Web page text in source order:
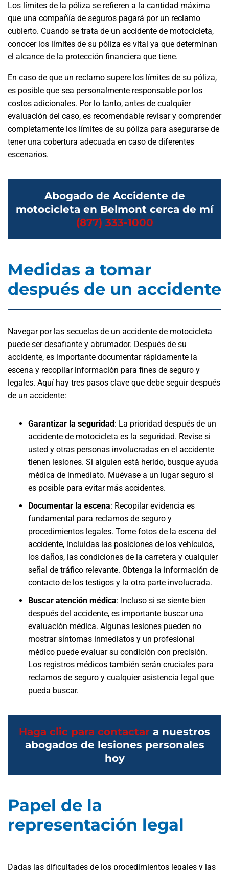
Los límites de la póliza se refieren a la cantidad máxima
que una compañía de seguros pagará por un reclamo
cubierto. Cuando se trata de un accidente de motocicleta,
conocer los límites de su póliza es vital ya que determinan
el alcance de la protección financiera que tiene.
En caso de que un reclamo supere los límites de su póliza,
es posible que sea personalmente responsable por los
costos adicionales. Por lo tanto, antes de cualquier
evaluación del caso, es recomendable revisar y comprender
completamente los límites de su póliza para asegurarse de
tener una cobertura adecuada en caso de diferentes
escenarios.
Abogado de Accidente de
motocicleta en Belmont cerca de mí
(877) 333-1000
Medidas a tomar
después de un accidente
Navegar por las secuelas de un accidente de motocicleta
puede ser desafiante y abrumador. Después de su
accidente, es importante documentar rápidamente la
escena y recopilar información para fines de seguro y
legales. Aquí hay tres pasos clave que debe seguir después
de un accidente:
Garantizar la seguridad: La prioridad después de un
accidente de motocicleta es la seguridad. Revise si
usted y otras personas involucradas en el accidente
tienen lesiones. Si alguien está herido, busque ayuda
médica de inmediato. Muévase a un lugar seguro si
es posible para evitar más accidentes.
Documentar la escena: Recopilar evidencia es
fundamental para reclamos de seguro y
procedimientos legales. Tome fotos de la escena del
accidente, incluidas las posiciones de los vehículos,
los daños, las condiciones de la carretera y cualquier
señal de tráfico relevante. Obtenga la información de
contacto de los testigos y la otra parte involucrada.
Buscar atención médica: Incluso si se siente bien
después del accidente, es importante buscar una
evaluación médica. Algunas lesiones pueden no
mostrar síntomas inmediatos y un profesional
médico puede evaluar su condición con precisión.
Los registros médicos también serán cruciales para
reclamos de seguro y cualquier asistencia legal que
pueda buscar.
Haga clic para contactar a nuestros
abogados de lesiones personales
hoy
Papel de la
representación legal
Dadas las dificultades de los procedimientos legales y las